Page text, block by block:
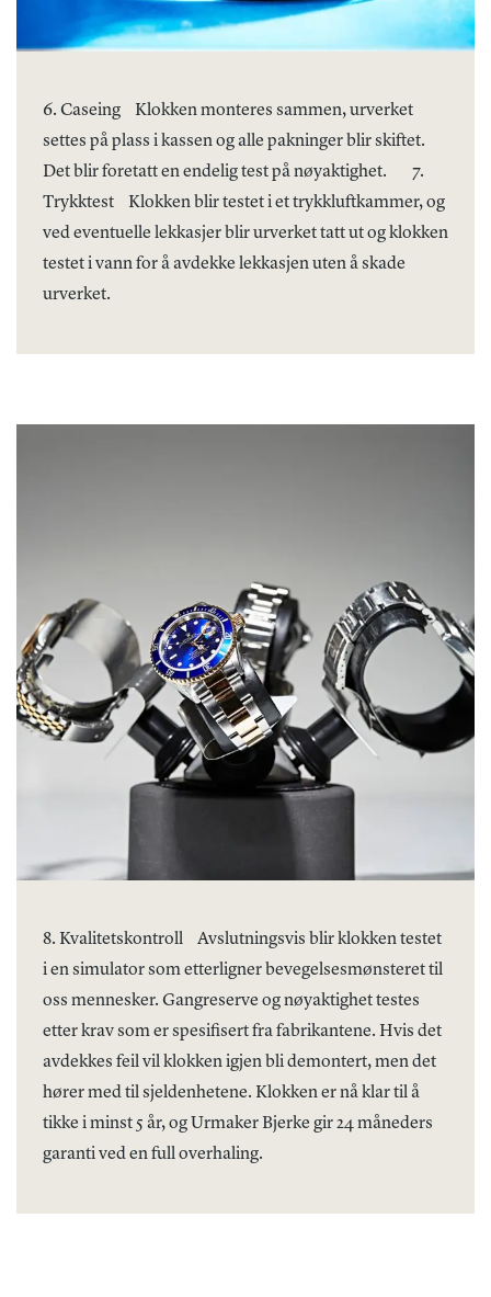
6. Caseing
Klokken monteres sammen, urverket
settes på plass i kassen og alle pakninger blir skiftet.
Det blir foretatt en endelig test på nøyaktighet.
7.
Trykktest
Klokken blir testet i et trykkluftkammer, og
ved eventuelle lekkasjer blir urverket tatt ut og klokken
testet i vann for å avdekke lekkasjen uten å skade
urverket.
8. Kvalitetskontroll
Avslutningsvis blir klokken testet
i en simulator som etterligner bevegelsesmønsteret til
oss mennesker. Gangreserve og nøyaktighet testes
etter krav som er spesifisert fra fabrikantene. Hvis det
avdekkes feil vil klokken igjen bli demontert, men det
hører med til sjeldenhetene. Klokken er nå klar til å
tikke i minst 5 år, og Urmaker Bjerke gir 24 måneders
garanti ved en full overhaling.